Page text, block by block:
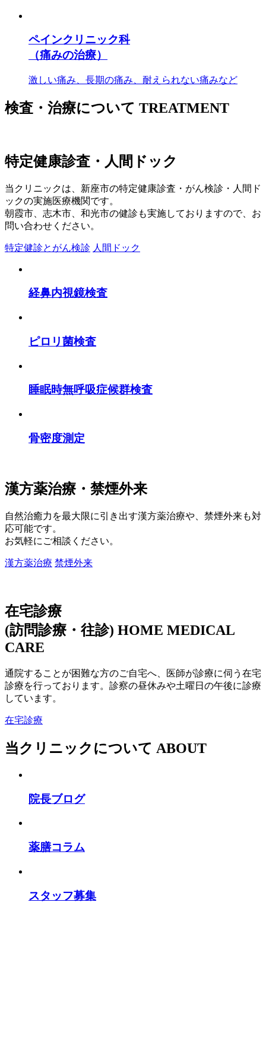
ペインクリニック科
（痛みの治療）
激しい痛み、長期の痛み、耐えられない痛みなど
検査・治療について TREATMENT
特定健康診査・人間ドック
当クリニックは、新座市の特定健康診査・がん検診・人間ド
ックの実施医療機関です。
朝霞市、志木市、和光市の健診も実施しておりますので、お
問い合わせください。
特定健診とがん検診 人間ドック
経鼻内視鏡検査
ピロリ菌検査
睡眠時無呼吸症候群検査
骨密度測定
漢方薬治療・禁煙外来
自然治癒力を最大限に引き出す漢方薬治療や、禁煙外来も対
応可能です。
お気軽にご相談ください。
漢方薬治療 禁煙外来
在宅診療
(訪問診療・往診) HOME MEDICAL
CARE
通院することが困難な方のご自宅へ、医師が診療に伺う在宅
診療を行っております。診察の昼休みや土曜日の午後に診療
しています。
在宅診療
当クリニックについて ABOUT
院長ブログ
薬膳コラム
スタッフ募集